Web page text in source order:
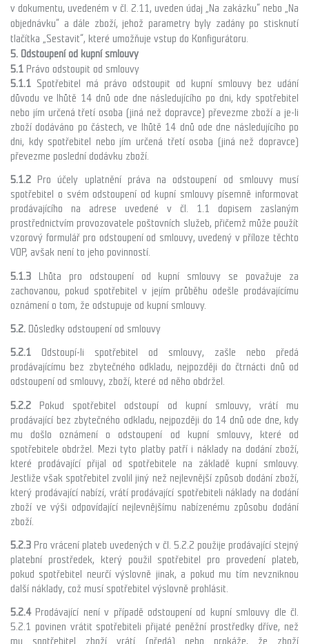
v dokumentu, uvedeném v čl. 2.11, uveden údaj „Na zakázku“ nebo „Na
objednávku“ a dále zboží, jehož parametry byly zadány po stisknutí
tlačítka „Sestavit“, které umožňuje vstup do Konfigurátoru.
5. Odstoupení od kupní smlouvy
5.1 Právo odstoupit od smlouvy
5.1.1 Spotřebitel má právo odstoupit od kupní smlouvy bez udání
důvodu ve lhůtě 14 dnů ode dne následujícího po dni, kdy spotřebitel
nebo jím určená třetí osoba (jiná než dopravce) převezme zboží a je-li
zboží dodáváno po částech, ve lhůtě 14 dnů ode dne následujícího po
dni, kdy spotřebitel nebo jím určená třetí osoba (jiná než dopravce)
převezme poslední dodávku zboží.
5.1.2 Pro účely uplatnění práva na odstoupení od smlouvy musí
spotřebitel o svém odstoupení od kupní smlouvy písemně informovat
prodávajícího na adrese uvedené v čl. 1.1 dopisem zaslaným
prostřednictvím provozovatele poštovních služeb, přičemž může použít
vzorový formulář pro odstoupení od smlouvy, uvedený v příloze těchto
VOP, avšak není to jeho povinností.
5.1.3 Lhůta pro odstoupení od kupní smlouvy se považuje za
zachovanou, pokud spotřebitel v jejím průběhu odešle prodávajícímu
oznámení o tom, že odstupuje od kupní smlouvy.
5.2. Důsledky odstoupení od smlouvy
5.2.1 Odstoupí-li spotřebitel od smlouvy, zašle nebo předá
prodávajícímu bez zbytečného odkladu, nejpozději do čtrnácti dnů od
odstoupení od smlouvy, zboží, které od něho obdržel.
5.2.2 Pokud spotřebitel odstoupí od kupní smlouvy, vrátí mu
prodávající bez zbytečného odkladu, nejpozději do 14 dnů ode dne, kdy
mu došlo oznámení o odstoupení od kupní smlouvy, které od
spotřebitele obdržel. Mezi tyto platby patří i náklady na dodání zboží,
které prodávající přijal od spotřebitele na základě kupní smlouvy.
Jestliže však spotřebitel zvolil jiný než nejlevnější způsob dodání zboží,
který prodávající nabízí, vrátí prodávající spotřebiteli náklady na dodání
zboží ve výši odpovídající nejlevnějšímu nabízenému způsobu dodání
zboží.
5.2.3 Pro vrácení plateb uvedených v čl. 5.2.2 použije prodávající stejný
platební prostředek, který použil spotřebitel pro provedení plateb,
pokud spotřebitel neurčí výslovně jinak, a pokud mu tím nevzniknou
další náklady, což musí spotřebitel výslovně prohlásit.
5.2.4 Prodávající není v případě odstoupení od kupní smlouvy dle čl.
5.2.1 povinen vrátit spotřebiteli přijaté peněžní prostředky dříve, než
mu spotřebitel zboží vrátí (předá) nebo prokáže, že zboží